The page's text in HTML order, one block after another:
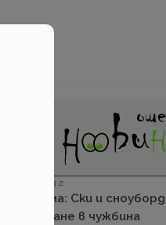
06.12.2023 г.
Групама: Ски и
пътуване в чужбина